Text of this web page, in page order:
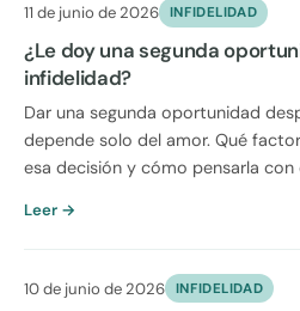
11 de junio de 2026 INFIDELIDAD
¿Le doy una segunda
infidelidad?
Dar una segunda oportunidad
depende solo del amor. Qué
esa decisión y cómo pensarla con
Leer →
10 de junio de 2026 INFIDELIDAD